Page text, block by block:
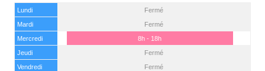
Lundi
Fermé
Mardi
Fermé
Mercredi
8h - 18h
Jeudi
Fermé
Vendredi
Fermé